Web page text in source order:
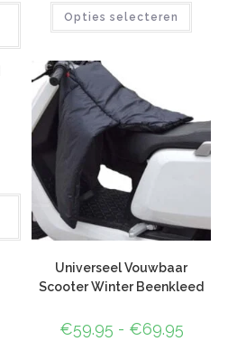
Opties selecteren
Universeel Vouwbaar
Scooter Winter Beenkleed
€59.95 - €69.95